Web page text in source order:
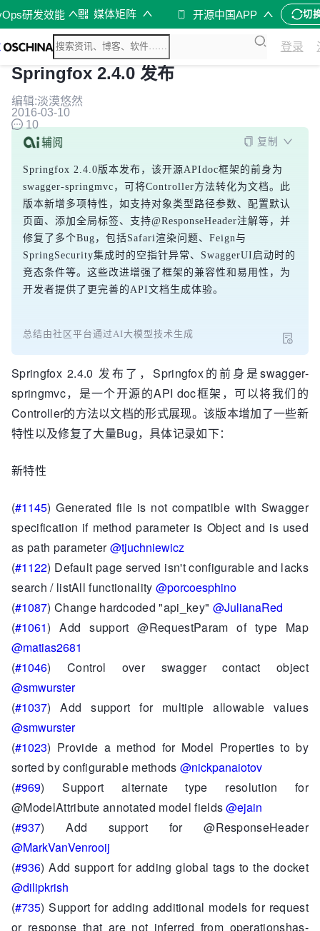
研发效能 媒体矩阵 开源中国APP 切
登录
Springfox 2.4.0 发布
编辑:淡漠悠然
2016-03-10
10
复制
Springfox 2.4.0版本发布，该开源APIdoc框架的前身为
swagger-springmvc，可将Controller方法转化为文档。此
版本新增多项特性，如支持对象类型路径参数、配置默认
页面、添加全局标签、支持@ResponseHeader注解等，并
修复了多个Bug，包括Safari渲染问题、Feign与
SpringSecurity集成时的空指针异常、SwaggerUI启动时的
竞态条件等。这些改进增强了框架的兼容性和易用性，为
开发者提供了更完善的API文档生成体验。
总结由社区平台通过AI大模型技术生成
Springfox 2.4.0 发布了，Springfox的前身是swagger-
springmvc，是一个开源的API doc框架，可以将我们的
Controller的方法以文档的形式展现。该版本增加了一些新
特性以及修复了大量Bug，具体记录如下：
新特性
(#1145) Generated file is not compatible with Swagger
specification if method parameter is Object and is used
as path parameter@tjuchniewicz
(#1122) Default page served isn't configurable and lacks
search / listAll functionality @porcoesphino
(#1087) Change hardcoded "api_key" @JulianaRed
(#1061) Add support @RequestParam of type Map
@matias2681
(#1046) Control over swagger contact object
@smwurster
(#1037) Add support for multiple allowable values
@smwurster
(#1023) Provide a method for Model Properties to by
sorted by configurable methods @nickpanaiotov
(#969) Support alternate type resolution for
@ModelAttribute annotated model fields@ejain
(#937) Add support for @ResponseHeader
@MarkVanVenrooij
(#936) Add support for adding global tags to the docket
@dilipkrish
(#735) Support for adding additional models for request
or response that are not inferred from operationshas-